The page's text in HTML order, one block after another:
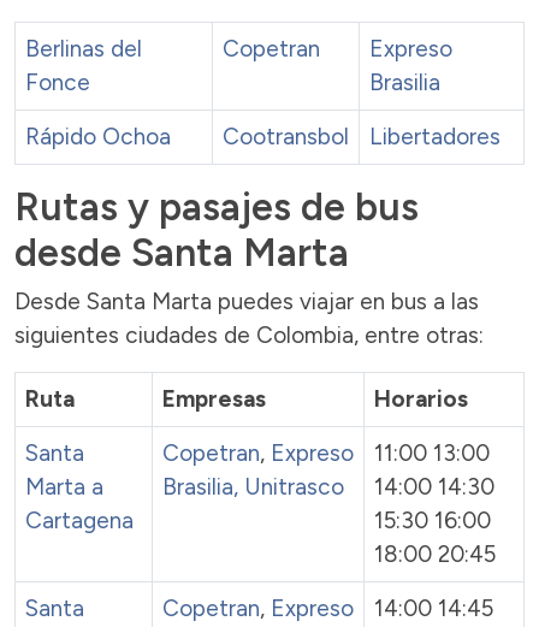
Berlinas del
Fonce
Copetran
Expreso
Brasilia
Rápido Ochoa
Cootransbol Libertadores
Rutas y pasajes de bus
desde Santa Marta
Desde Santa Marta puedes viajar en bus a las
siguientes ciudades de Colombia, entre otras:
Ruta Empresas
Horarios
Santa
Marta a
Cartagena
Copetran, Expreso
Brasilia, Unitrasco
11:00 13:00
14:00 14:30
15:30 16:00
18:00 20:45
Santa
Copetran, Expreso 14:00 14:45